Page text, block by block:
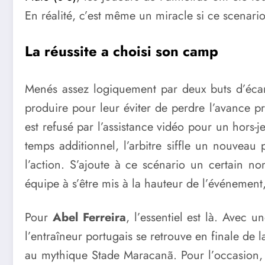
En réalité, c’est même un miracle si ce
La réussite a choisi son camp
Menés assez logiquement par deux buts
produire pour leur éviter de perdre l’avance
est refusé par l’assistance vidéo pour un
temps additionnel, l’arbitre siffle un
l’action. S’ajoute à ce scénario un certain
équipe à s’être mis à la hauteur de
Pour Abel Ferreira, l’essentiel est là. Avec
l’entraîneur portugais se retrouve en finale
au mythique Stade Maracanã. Pour